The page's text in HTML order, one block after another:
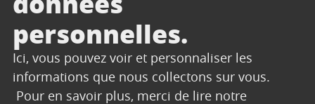
personnelles.
Ici, vous pouvez voir et personnaliser les
informations que nous collectons sur vous.
Pour en savoir plus, merci de lire notre